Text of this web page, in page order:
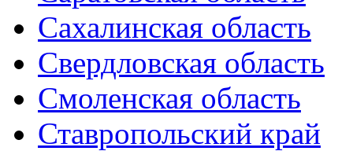
Сахалинская область
Свердловская область
Смоленская область
Ставропольский край